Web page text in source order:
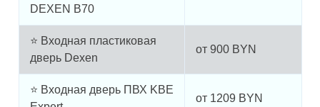
DEXEN B70
⭐ Входная пластиковая
дверь Dexen
от 900 BYN
⭐ Входная дверь ПВХ KBE
от 1209 BYN